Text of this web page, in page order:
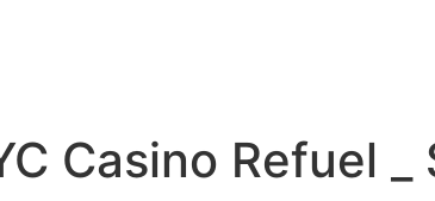
Casino Refuel _